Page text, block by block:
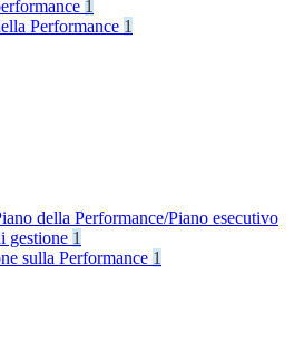
1
Performance 1
della Performance/Piano esecutivo
gestione 1
sulla Performance 1